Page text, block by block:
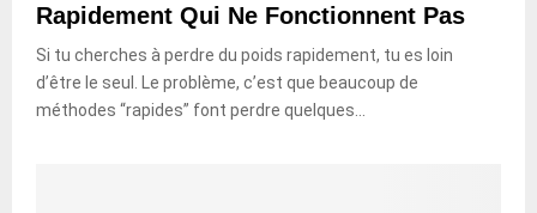
Rapidement Qui Ne Fonctionnent Pas
Si tu cherches à perdre du poids rapidement, tu es loin
d’être le seul. Le problème, c’est que beaucoup de
méthodes “rapides” font perdre quelques...